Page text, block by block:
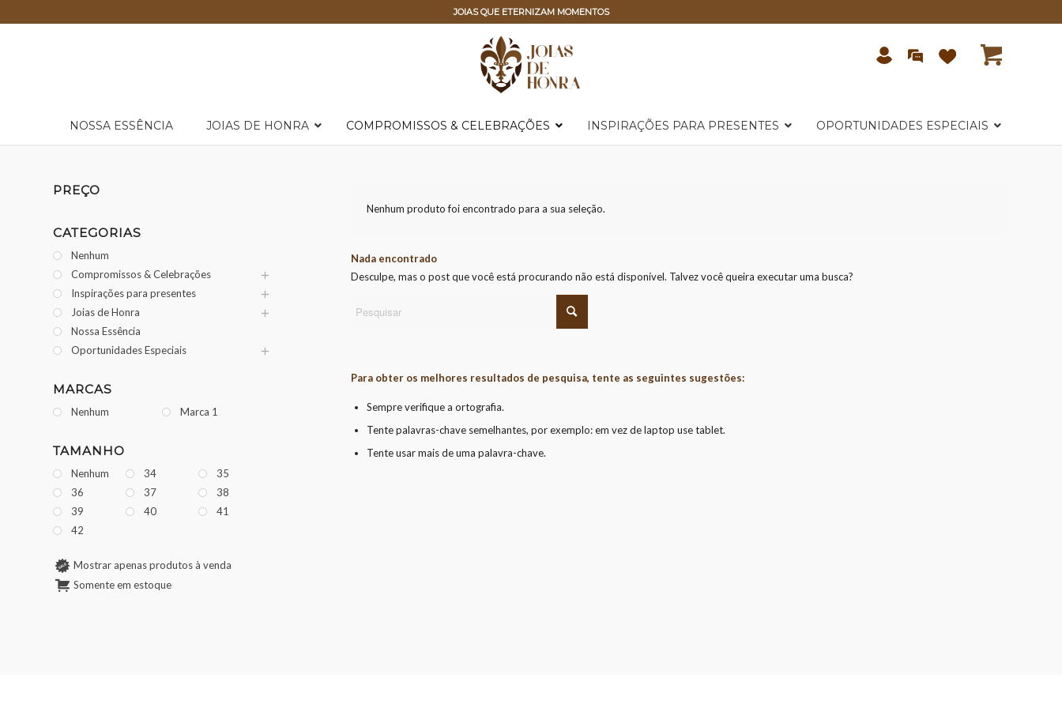
JOIAS QUE ETERNIZAM MOMENTOS
NOSSA ESSÊNCIA JOIAS DE HONRA COMPROMISSOS & CELEBRAÇÕES INSPIRAÇÕES PARA PRESENTES OPORTUNIDADES ESPECIAIS
Nenhum produto foi encontrado para a sua seleção.
Nada encontrado
Desculpe, mas o post que você está procurando não está disponível. Talvez você queira executar uma busca?
Para obter os melhores resultados de pesquisa, tente as seguintes sugestões:
Sempre verifique a ortografia.
Tente palavras-chave semelhantes, por exemplo: em vez de laptop use tablet.
Tente usar mais de uma palavra-chave.
PREÇO
CATEGORIAS
Nenhum
Compromissos & Celebrações
Inspirações para presentes
Joias de Honra
Nossa Essência
Oportunidades Especiais
MARCAS
Nenhum Marca 1
TAMANHO
Nenhum 34
35
36
37
38
39
40
41
42
Mostrar apenas produtos à venda
Somente em estoque